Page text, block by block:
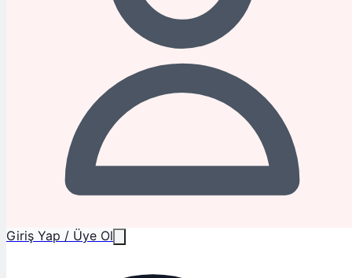
Giriş Yap / Üye Ol